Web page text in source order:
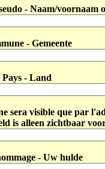
- Naam/voornaam
- Gemeente
Pays - Land
sera visible que par
is alleen zichtbaar
- Uw hulde